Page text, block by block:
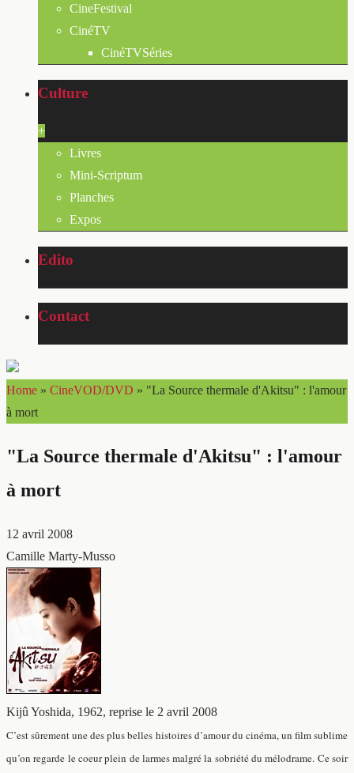
CineFestival
CinéTV
CinéTVSéries
Culture
+
Livres
Mini-Scriptum
Planches
Expos
Edito
Contact
Home » CineVOD/DVD » "La Source thermale d'Akitsu" : l'amour
à mort
"La Source thermale d'Akitsu" : l'amour
à mort
12 avril 2008
Camille Marty-Musso
Kijû Yoshida, 1962, reprise le 2 avril 2008
C’est sûrement une des plus belles histoires d’amour du cinéma, un film sublime
qu’on regarde le coeur plein de larmes malgré la sobriété du mélodrame. Ce soir